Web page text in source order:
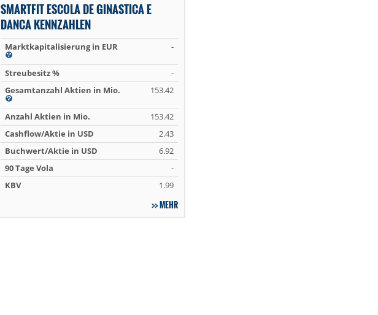
SMARTFIT ESCOLA DE GINASTICA E
DANCA KENNZAHLEN
Marktkapitalisierung in EUR -
Streubesitz %
-
Gesamtanzahl Aktien in Mio.
153.42
Anzahl Aktien in Mio.
153.42
Cashflow/Aktie in USD
2.43
Buchwert/Aktie in USD
6.92
90 Tage Vola
-
KBV
1.99
MEHR